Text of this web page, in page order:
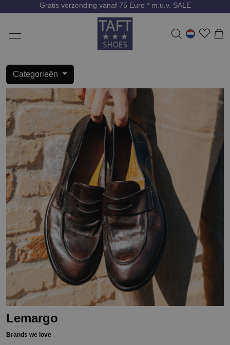
Gratis verzending vanaf 75 Euro * m.u.v. SALE
Categorieën
Lemargo
Brands we love